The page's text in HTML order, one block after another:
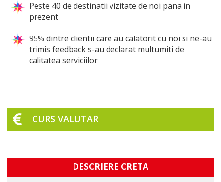
Peste 40 de destinatii vizitate de noi pana in
prezent
95% dintre clientii care au calatorit cu noi si ne-au
trimis feedback s-au declarat multumiti de
calitatea serviciilor
CURS VALUTAR
DESCRIERE CRETA